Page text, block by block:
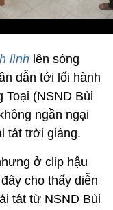
lình lên sóng
dẫn tới lối hành
(NSND Bùi
ngần ngại
tát trời giáng.
ở clip hậu
cho thấy diễn
tát từ NSND Bùi